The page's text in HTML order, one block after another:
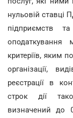
нульовій ставці
підприємств
оподаткування
критеріїв, яким
організації,
реєстрації в
строк дії
визначений до